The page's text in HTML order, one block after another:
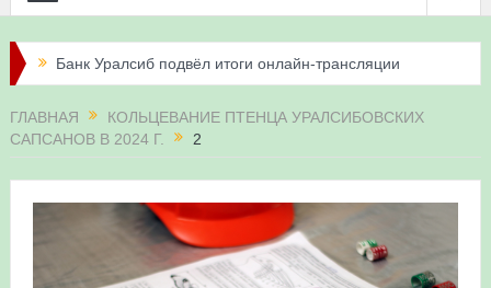
Банк Уралсиб подвёл итоги онлайн-трансляции
Итоги акции «Соловьиные вечера-2026» в
Три птенца сапсанов Уралсиба получили имена и
кольца
ГЛАВНАЯ
КОЛЬЦЕВАНИЕ ПТЕНЦА УРАЛСИБОВСКИХ
САПСАНОВ В 2024 Г.
2